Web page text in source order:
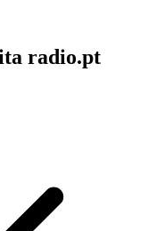
radio.pt